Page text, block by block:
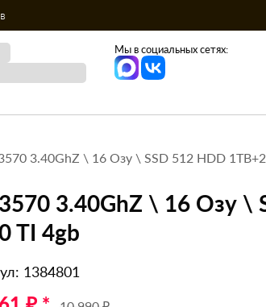
Мы в социальных сетях:
3.40GhZ \ 16 Озу \ SSD 512 HDD
3.40GhZ \ 16 Озу \
TI 4gb
1384801